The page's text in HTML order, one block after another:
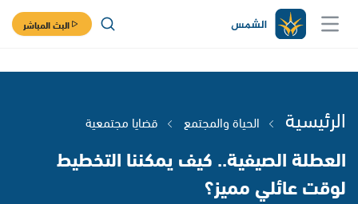
البث المباشر
الرئيسية الحياة والمجتمع قضايا مجتمعية
العطلة الصيفية.. كيف يمكننا التخطيط
لوقت عائلي مميز؟